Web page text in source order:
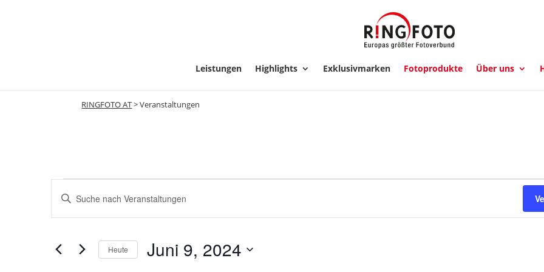
Leistungen Highlights Exklusivmarken Fotoprodukte Über uns
RINGFOTO AT>Veranstaltungen
Veranstaltungen
für
Veranstaltungen
Such-
und
Geben
Sie
Schlüsselwort.
Heute Juni 9, 2024